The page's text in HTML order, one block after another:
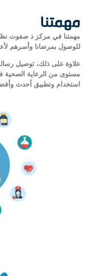
مهمتنا
مهمتنا في مركز د صفوت
للوصول بمرضانا وأسرهم
علاوة على ذلك، توصيل
مستوى من الرعاية الصحية
استخدام وتطبيق أحدث